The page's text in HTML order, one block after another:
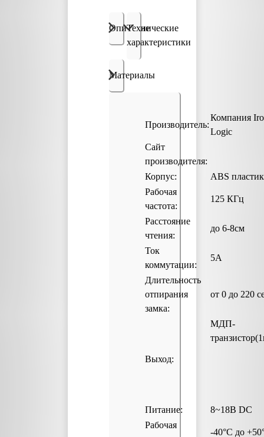
Описание
Технические
характеристики
Материалы
Производитель:
Компания
Logic
Сайт
производителя:
Корпус:
ABS пластик
Рабочая
частота:
125 КГц
Расстояние
чтения:
до 6-8см
Ток
коммутации:
5А
Длительность
отпирания
замка:
от 0 до 220
Выход:
МДП-
Питание:
8~18В DC
Рабочая
-40°С до